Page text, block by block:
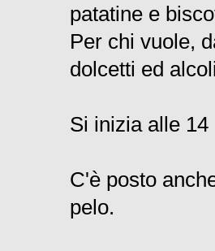
patatine e
Per chi vuole,
dolcetti ed
Si inizia alle
C'è posto
pelo.